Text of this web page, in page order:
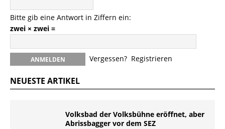
Bitte gib eine Antwort in Ziffern ein:
zwei × zwei =
Vergessen? Registrieren
NEUESTE ARTIKEL
Volksbad der Volksbühne eröffnet, aber
Abrissbagger vor dem SEZ